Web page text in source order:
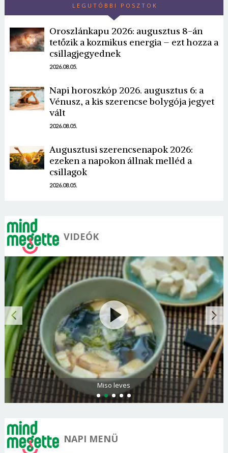
LEGUTÓBBI POSZTOK
Oroszlánkapu 2026: augusztus 8-án
tetőzik a kozmikus energia – ezt hozza a
csillagjegyednek
2026.08.05.
Napi horoszkóp 2026. augusztus 6: a
Vénusz, a kis szerencse bolygója jegyet
vált
2026.08.05.
Augusztusi szerencsenapok 2026:
ezeken a napokon állnak melléd a
csillagok
2026.08.05.
VIDEÓK
Miso leves
NAPI MENÜ
Borsonline bejelentkezés